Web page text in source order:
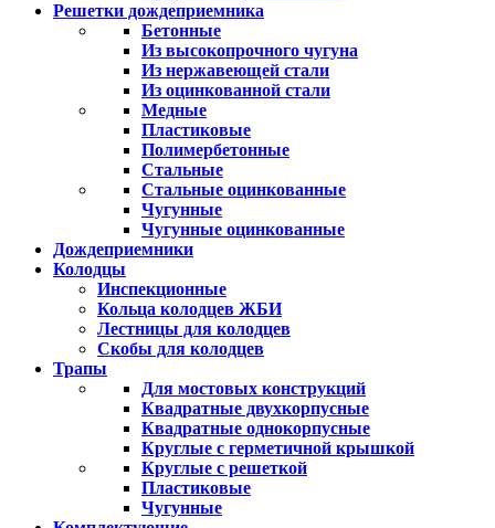
Решетки дождеприемника
Бетонные
Из высокопрочного чугуна
Из нержавеющей стали
Из оцинкованной стали
Медные
Пластиковые
Полимербетонные
Стальные
Стальные оцинкованные
Чугунные
Чугунные оцинкованные
Дождеприемники
Колодцы
Инспекционные
Кольца колодцев ЖБИ
Лестницы для колодцев
Скобы для колодцев
Трапы
Для мостовых конструкций
Квадратные двухкорпусные
Квадратные однокорпусные
Круглые с герметичной крышкой
Круглые с решеткой
Пластиковые
Чугунные